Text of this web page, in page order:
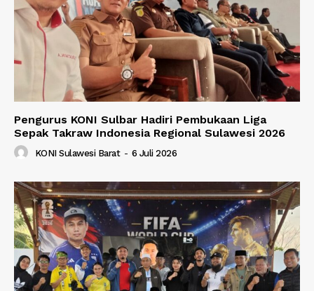
Pengurus KONI Sulbar Hadiri Pembukaan Liga
Sepak Takraw Indonesia Regional Sulawesi 2026
KONI Sulawesi Barat - 6 Juli 2026